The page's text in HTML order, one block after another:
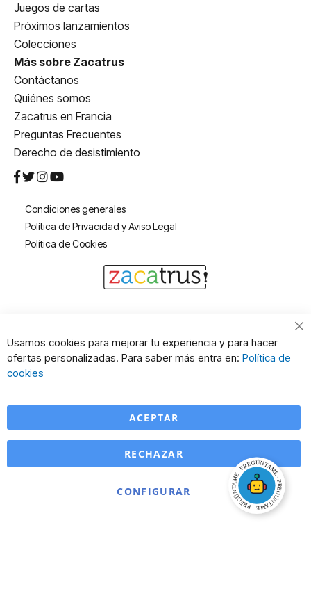
Juegos de cartas
Próximos lanzamientos
Colecciones
Más sobre Zacatrus
Contáctanos
Quiénes somos
Zacatrus en Francia
Preguntas Frecuentes
Derecho de desistimiento
Condiciones generales
Política de Privacidad y Aviso Legal
Política de Cookies
Usamos cookies para mejorar tu experiencia y para hacer
ofertas personalizadas. Para saber más entra en: Política de
cookies
ACEPTAR
CONFIGURAR
RECHAZAR